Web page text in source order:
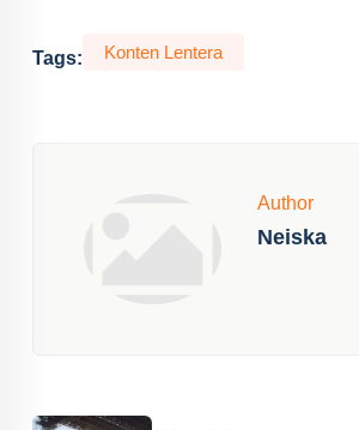
Tags: Konten Lentera
Author
Neiska